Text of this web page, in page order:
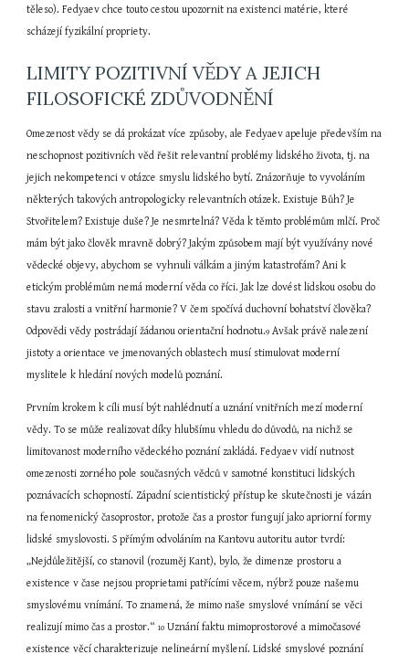
těleso). Fedyaev chce touto cestou upozornit na existenci matérie, které
scházejí fyzikální propriety.
LIMITY POZITIVNÍ VĚDY A JEJICH
FILOSOFICKÉ ZDŮVODNĚNÍ
Omezenost vědy se dá prokázat více způsoby, ale Fedyaev apeluje především na
neschopnost pozitivních věd řešit relevantní problémy lidského života, tj. na
jejich nekompetenci v otázce smyslu lidského bytí. Znázorňuje to vyvoláním
některých takových antropologicky relevantních otázek. Existuje Bůh? Je
Stvořitelem? Existuje duše? Je nesmrtelná? Věda k těmto problémům mlčí. Proč
mám být jako člověk mravně dobrý? Jakým způsobem mají být využívány nové
vědecké objevy, abychom se vyhnuli válkám a jiným katastrofám? Ani k
etickým problémům nemá moderní věda co říci. Jak lze dovést lidskou osobu do
stavu zralosti a vnitřní harmonie? V čem spočívá duchovní bohatství člověka?
Odpovědi vědy postrádají žádanou orientační hodnotu.9 Avšak právě nalezení
jistoty a orientace ve jmenovaných oblastech musí stimulovat moderní
myslitele k hledání nových modelů poznání.
Prvním krokem k cíli musí být nahlédnutí a uznání vnitřních mezí moderní
vědy. To se může realizovat díky hlubšímu vhledu do důvodů, na nichž se
limitovanost moderního vědeckého poznání zakládá. Fedyaev vidí nutnost
omezenosti zorného pole současných vědců v samotné konstituci lidských
poznávacích schopností. Západní scientistický přístup ke skutečnosti je vázán
na fenomenický časoprostor, protože čas a prostor fungují jako apriorní formy
lidské smyslovosti. S přímým odvoláním na Kantovu autoritu autor tvrdí:
„Nejdůležitější, co stanovil (rozuměj Kant), bylo, že dimenze prostoru a
existence v čase nejsou proprietami patřícími věcem, nýbrž pouze našemu
smyslovému vnímání. To znamená, že mimo naše smyslové vnímání se věci
realizují mimo čas a prostor.“ 10 Uznání faktu mimoprostorové a mimočasové
existence věcí charakterizuje nelineární myšlení. Lidské smyslové poznání